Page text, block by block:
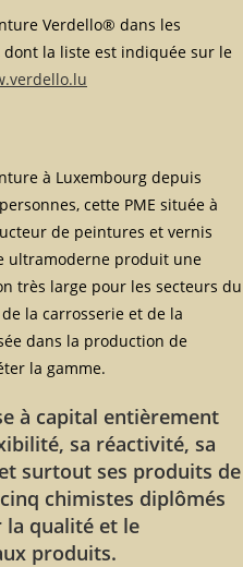
Verdello® dans les
dont la liste est indiquée sur le
à Luxembourg depuis
cette PME située à
de peintures et vernis
ultramoderne produit une
très large pour les secteurs du
la carrosserie et de la
dans la production de
la gamme.
à capital entièrement
sa réactivité, sa
surtout ses produits de
chimistes diplômés
qualité et le
produits.